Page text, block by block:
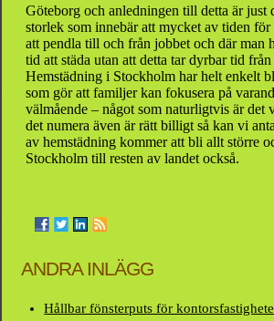
Göteborg och anledningen till detta är just
storlek som innebär att mycket av tiden
att pendla till och från jobbet och där man
tid att städa utan att detta tar dyrbar tid
Hemstädning i Stockholm har helt enkelt
som gör att familjer kan fokusera på
välmående – något som naturligtvis är det
det numera även är rätt billigt så kan vi
av hemstädning kommer att bli allt större
Stockholm till resten av landet också.
ANDRA INLÄGG
Hållbar fönsterputs för